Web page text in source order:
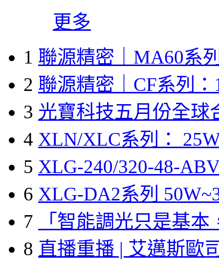
更多
1 聯源精密｜MA60系
2 聯源精密｜CF系列：
3 光寶科技五月份全球
4 XLN/XLC系列：
5 XLG-240/320-48-
6 XLG-DA2系列
7
「智能調光只是基本
8 直播重播 | 艾邁斯歐